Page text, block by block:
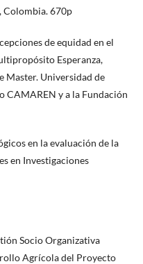
Colombia. 670p
de equidad en el
Esperanza,
Master. Universidad de
CAMAREN y a la Fundación
en la evaluación de la
en Investigaciones
Socio Organizativa
Agrícola del Proyecto